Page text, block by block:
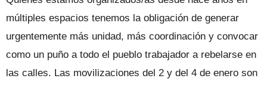
múltiples espacios tenemos la obligación de generar
urgentemente más unidad, más coordinación y convocar
como un puño a todo el pueblo trabajador a rebelarse en
las calles. Las movilizaciones del 2 y del 4 de enero son